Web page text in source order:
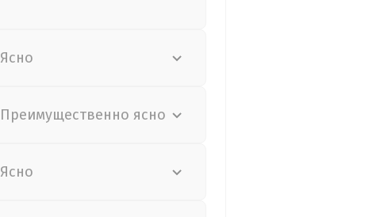
Ясно
Преимущественно ясно
Ясно